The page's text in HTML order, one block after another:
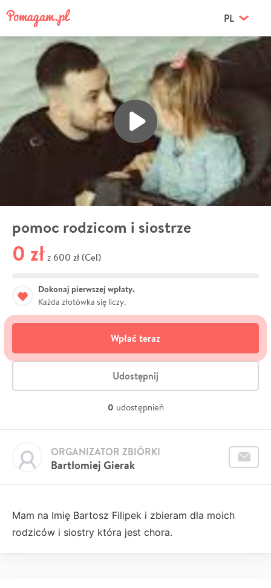
PL
pomoc rodzicom i siostrze
0 zł z 600 zł (Cel)
Dokonaj pierwszej wpłaty.
Każda złotówka się liczy.
Wpłać teraz
Udostępnij
0 udostępnień
Bartłomiej Gierak
ORGANIZATOR ZBIÓRKI
Mam na Imię Bartosz Filipek i zbieram dla moich
rodziców i siostry która jest chora.